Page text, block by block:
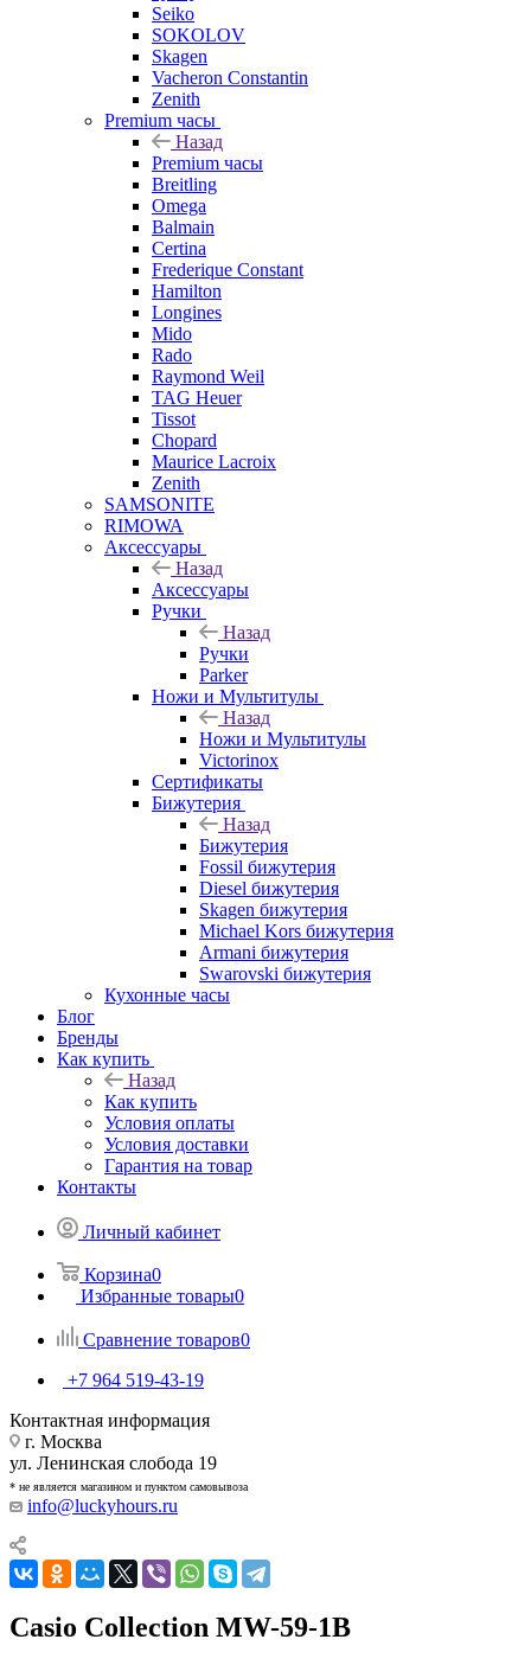
Seiko
SOKOLOV
Skagen
Vacheron Constantin
Zenith
Premium часы
Назад
Premium часы
Breitling
Omega
Balmain
Certina
Frederique Constant
Hamilton
Longines
Mido
Rado
Raymond Weil
TAG Heuer
Tissot
Chopard
Maurice Lacroix
Zenith
SAMSONITE
RIMOWA
Аксессуары
Назад
Аксессуары
Ручки
Назад
Ручки
Parker
Ножи и Мультитулы
Назад
Ножи и Мультитулы
Victorinox
Сертификаты
Бижутерия
Назад
Бижутерия
Fossil бижутерия
Diesel бижутерия
Skagen бижутерия
Michael Kors бижутерия
Armani бижутерия
Swarovski бижутерия
Кухонные часы
Блог
Бренды
Как купить
Назад
Как купить
Условия оплаты
Условия доставки
Гарантия на товар
Контакты
Личный кабинет
Корзина0
Избранные товары0
Сравнение товаров0
+7 964 519-43-19
Контактная информация
г. Москва
ул. Ленинская слобода 19
* не является магазином и пунктом самовывоза
info@luckyhours.ru
Casio Collection MW-59-1B